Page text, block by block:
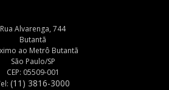
Rua Alvarenga, 744
Butantã
ao Metrô Butantã
São Paulo/SP
CEP: 05509-001
(11) 3816-3000